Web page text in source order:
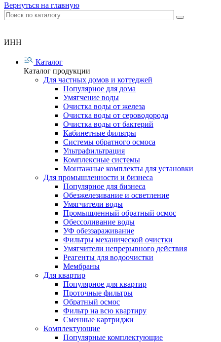
Вернуться на главную
ИНН
Каталог
Каталог продукции
Для частных домов и коттеджей
Популярное для дома
Умягчение воды
Очистка воды от железа
Очистка воды от сероводорода
Очистка воды от бактерий
Кабинетные фильтры
Системы обратного осмоса
Ультрафильтрация
Комплексные системы
Монтажные комплекты для установки
Для промышленности и бизнеса
Популярное для бизнеса
Обезжелезивание и осветление
Умягчители воды
Промышленный обратный осмос
Обессоливание воды
УФ обеззараживание
Фильтры механической очистки
Умягчители непрерывного действия
Реагенты для водоочистки
Мембраны
Для квартир
Популярное для квартир
Проточные фильтры
Обратный осмос
Фильтр на всю квартиру
Сменные картриджи
Комплектующие
Популярные комплектующие